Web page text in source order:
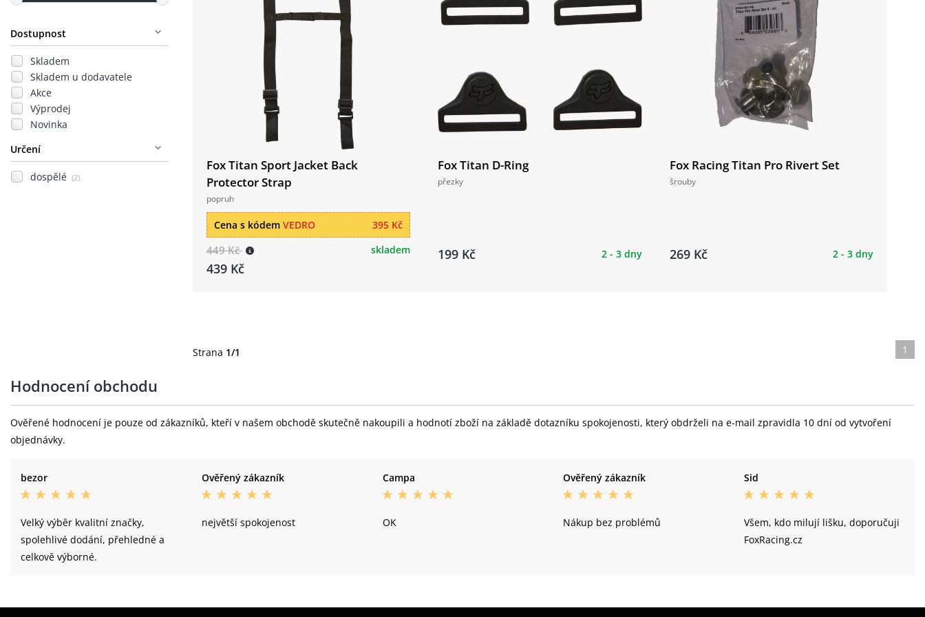
Dostupnost
Skladem
Skladem u dodavatele
Akce
Výprodej
Novinka
Určení
dospělé (2)
Fox Titan Sport Jacket Back
Protector Strap
popruh
395 Kč
Cena s kódem VEDRO
449 Kč
439 Kč
skladem
Fox Titan D-Ring
přezky
199 Kč 2 - 3 dny
Fox Racing Titan Pro Rivert Set
šrouby
269 Kč 2 - 3 dny
Strana 1/1 1
Hodnocení obchodu
Ověřené hodnocení je pouze od zákazníků, kteří v našem obchodě skutečně nakoupili a hodnotí zboží na základě dotazníku spokojenosti, který obdrželi na e-mail zpravidla 10 dní od vytvoření
objednávky.
bezor
Velký výběr kvalitní značky,
spolehlivé dodání, přehledné a
celkově výborné.
Ověřený zákazník
největší spokojenost
Campa
OK
Ověřený zákazník
Nákup bez problémů
Sid
Všem, kdo milují lišku, doporučuji
FoxRacing.cz